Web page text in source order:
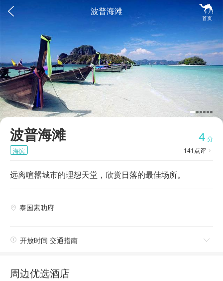
 
首页
波普海滩
波普海滩 4 分
141 点评 
海滨
远离喧嚣城市的理想天堂，欣赏日落的最佳场所。
 泰国素叻府
 开放时间 交通指南 
周边优选酒店